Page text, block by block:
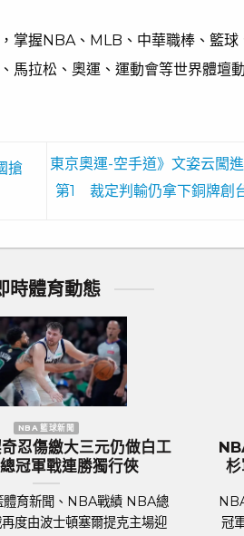
掌握NBA、MLB、中華職棒、籃球
馬拉松、奧運、運動會等世界體壇
搶
東京奧運-空手道》文姿云闖
第1 裁定判輸仍拿下銅牌創
時體育動態
歐洲國家盃 足球新聞
／葡萄牙傳奇巨星C.羅納度最
舞？第六度參賽再創紀錄巔峰
賽體育新聞、足球戰績 2024年歐洲
即將於6月14日晚上在德國揭幕，39